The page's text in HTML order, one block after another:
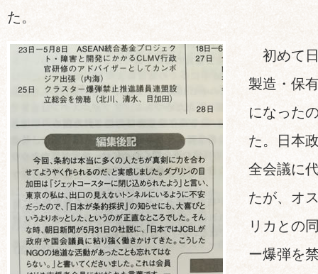
た。
初めて
製造・保
になった
た。日本
全会議に
たが、オ
リカとの
ー爆弾を